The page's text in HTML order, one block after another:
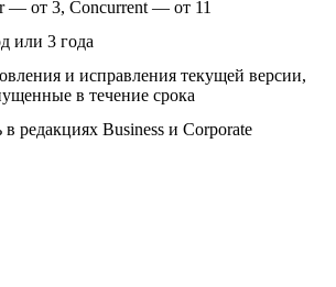
— от 3, Concurrent — от 11
или 3 года
и исправления текущей версии,
в течение срока
в редакциях Business и Corporate